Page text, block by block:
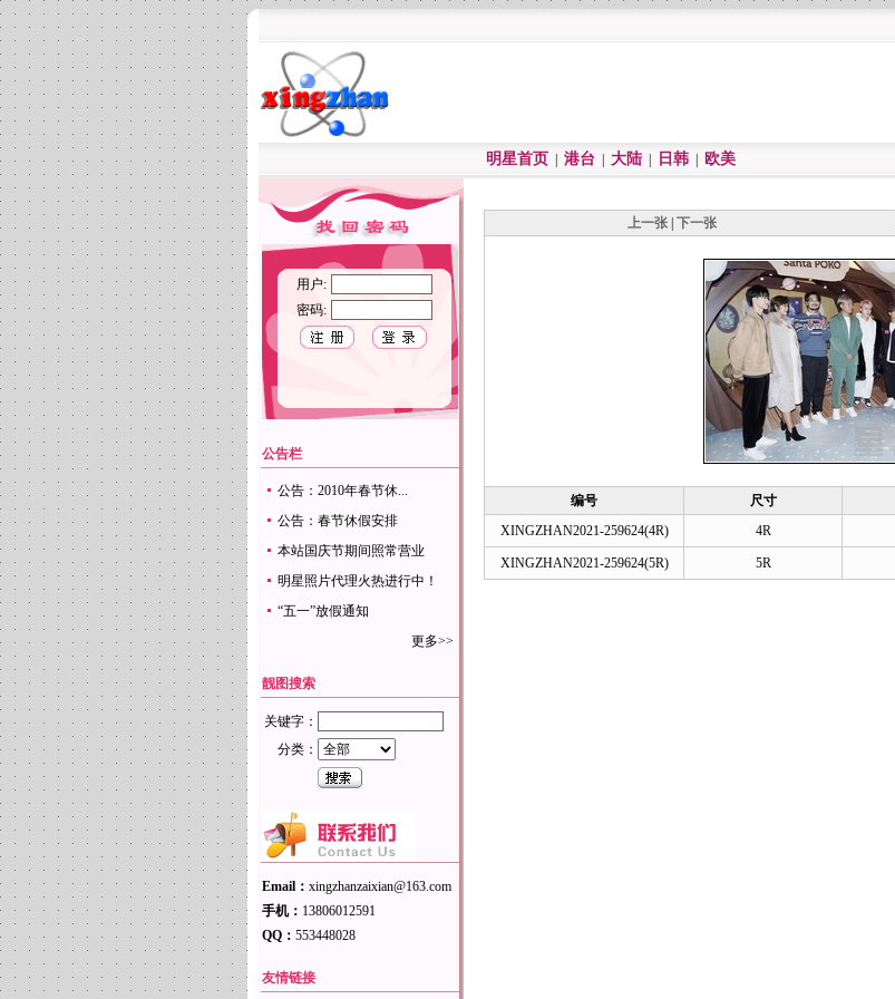
明星首页 港台 大陆 日韩 欧美
用户:
密码:
公告栏
公告：2010年春节休...
公告：春节休假安排
本站国庆节期间照常营业
明星照片代理火热进行中！
“五一”放假通知
更多>>
靓图搜索
关键字：
分类：
Email： xingzhanzaixian@163.com
手机： 13806012591
QQ： 553448028
友情链接
上一张 下一张
编号 尺寸
XINGZHAN2021-259624(4R)
4R
XINGZHAN2021-259624(5R) 5R